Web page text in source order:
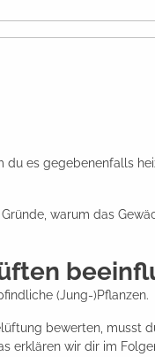
es gegebenenfalls
warum das
(Jung-)Pflanzen.
bewerten, musst
erklären wir dir im